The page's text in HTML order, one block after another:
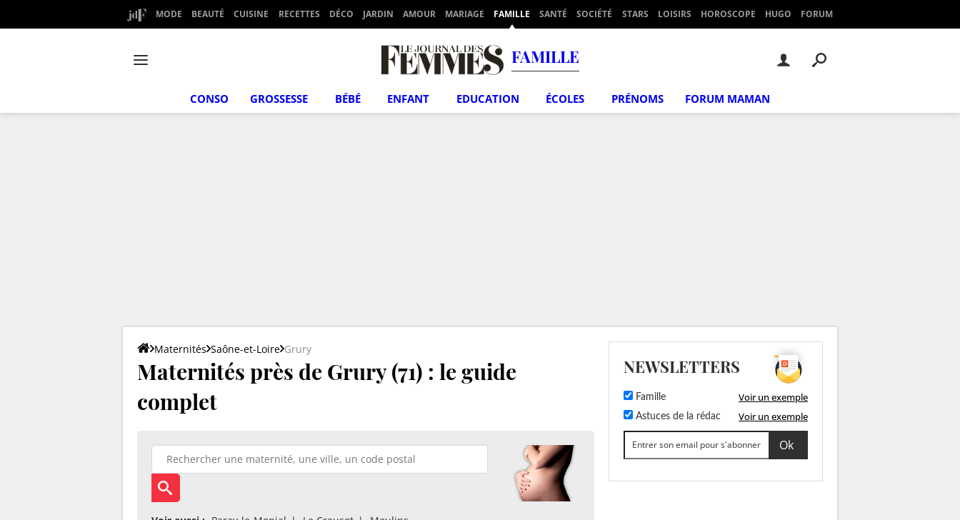
MODE BEAUTÉ CUISINE RECETTES DÉCO JARDIN AMOUR MARIAGE FAMILLE SANTÉ SOCIÉTÉ STARS LOISIRS HOROSCOPE HUGO FORUM
FAMILLE
CONSO GROSSESSE BÉBÉ ENFANT EDUCATION ÉCOLES PRÉNOMS FORUM MAMAN
Maternités Saône-et-Loire Grury
Maternités près de Grury (71) : le guide
complet
NEWSLETTERS
Famille Voir un exemple
Astuces de la rédac Voir un exemple